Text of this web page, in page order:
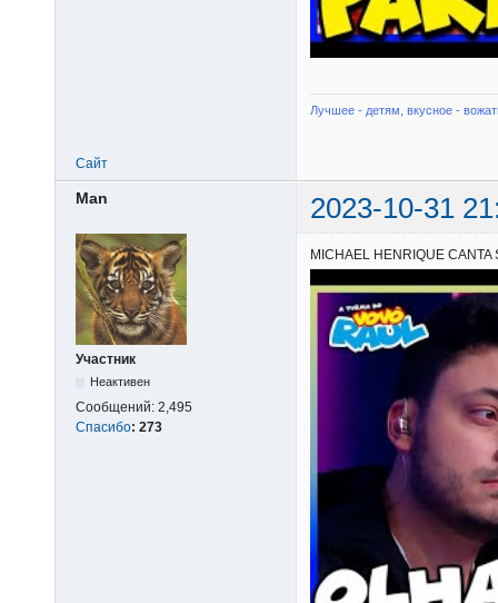
Лучшее - детям, вкусное -
Сайт
Man 2023-10-31
Участник
Неактивен
Сообщений: 2,495
Спасибо: 273
MICHAEL HENRIQUE